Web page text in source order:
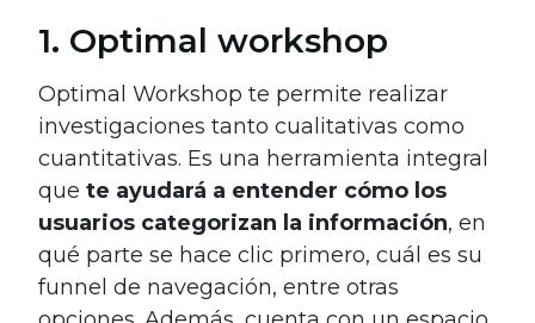
1. Optimal workshop
Optimal Workshop te permite realizar
investigaciones tanto cualitativas como
cuantitativas. Es una herramienta integral
que te ayudará a entender cómo los
usuarios categorizan la información, en
qué parte se hace clic primero, cuál es su
funnel de navegación, entre otras